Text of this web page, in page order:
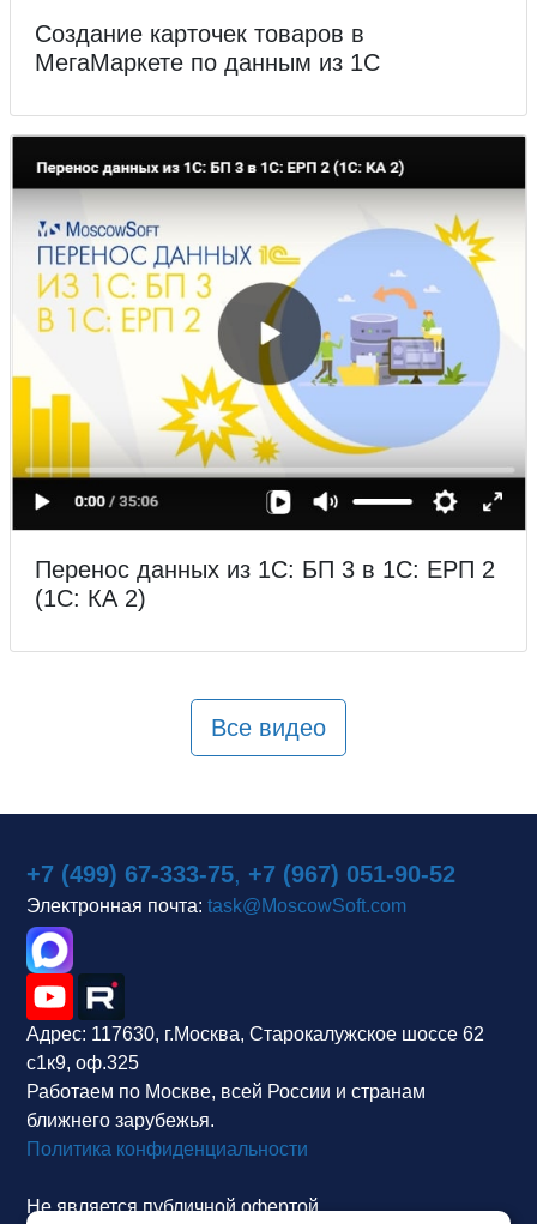
Создание карточек товаров в
МегаМаркете по данным из 1С
Перенос данных из 1С: БП 3 в 1С: ЕРП 2
(1С: КА 2)
Все видео
+7 (499) 67-333-75, +7 (967) 051-90-52
Электронная почта: task@MoscowSoft.com
Адрес: 117630, г.Москва, Старокалужское шоссе 62
с1к9, оф.325
Работаем по Москве, всей России и странам
ближнего зарубежья.
Политика конфиденциальности
Не является публичной офертой.